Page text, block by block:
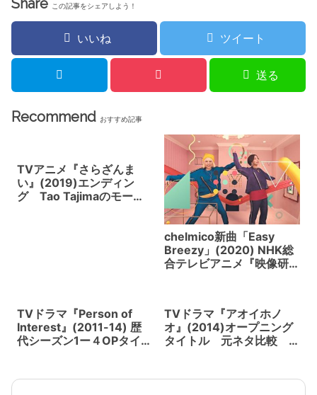
この記事をシェアしよう！
いいね ツイート
送る
Recommend おすすめ記事
TVアニメ『さらざんま
い』(2019)エンディン
グ Tao Tajimaのモーシ
chelmico新曲「Easy
Breezy」(2020) NHK総
合テレビアニメ『映像研
TVドラマ『Person of
Interest』(2011-14) 歴
代シーズン1ー４OPタイト
TVドラマ『アオイホノ
オ』(2014)オープニング
タイトル 元ネタ比較
たちの群像劇。福田雄一